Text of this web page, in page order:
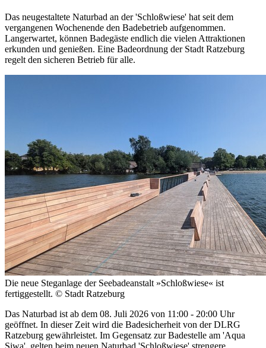
Das neugestaltete Naturbad an der 'Schloßwiese' hat seit dem
vergangenen Wochenende den Badebetrieb aufgenommen.
Langerwartet, können Badegäste endlich die vielen Attraktionen
erkunden und genießen. Eine Badeordnung der Stadt Ratzeburg
regelt den sicheren Betrieb für alle.
Die neue Steganlage der Seebadeanstalt »Schloßwiese« ist
fertiggestellt. © Stadt Ratzeburg
Das Naturbad ist ab dem 08. Juli 2026 von 11:00 - 20:00 Uhr
geöffnet. In dieser Zeit wird die Badesicherheit von der DLRG
Ratzeburg gewährleistet. Im Gegensatz zur Badestelle am 'Aqua
Siwa', gelten beim neuen Naturbad 'Schloßwiese' strengere